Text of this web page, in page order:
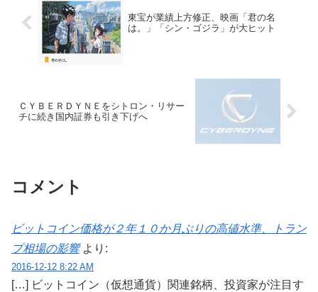
東宝が業績上方修正、映画「君の名
は。」「シン・ゴジラ」が大ヒット
ＣＹＢＥＲＤＹＮＥをシトロン・リサー
チに続き国内証券も引き下げへ
コメント
ビットコイン価格が２年１０か月ぶりの高値水準、トラン
プ相場の影響 より:
2016-12-12 8:22 AM
[…] ビットコイン（仮想通貨）関連銘柄、投資家が注目す